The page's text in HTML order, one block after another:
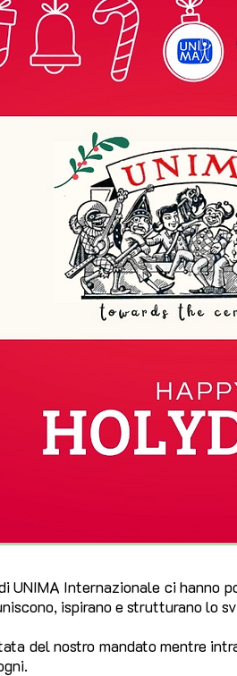
UNIMA Internazionale ci hanno
ispirano e strutturano lo
del nostro mandato mentre